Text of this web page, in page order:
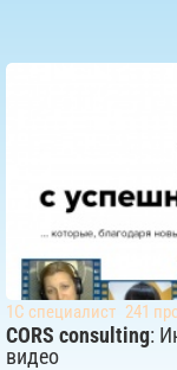
1С специалист 241
CORS consulting:
видео